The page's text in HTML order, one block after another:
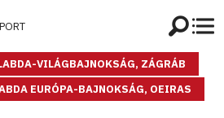
VILÁGBAJNOKSÁG, ZÁGRÁB
EURÓPA-BAJNOKSÁG, OEIRAS